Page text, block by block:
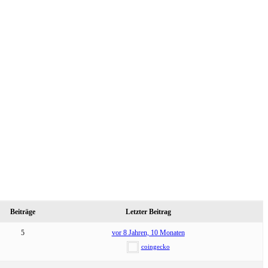
Beiträge Letzter Beitrag
5 vor 8 Jahren, 10 Monaten
coingecko